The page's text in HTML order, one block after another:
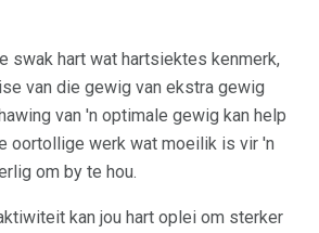
swak hart wat hartsiektes kenmerk,
van die gewig van ekstra gewig
van 'n optimale gewig kan help
oortollige werk wat moeilik is vir 'n
om by te hou.
kan jou hart oplei om sterker